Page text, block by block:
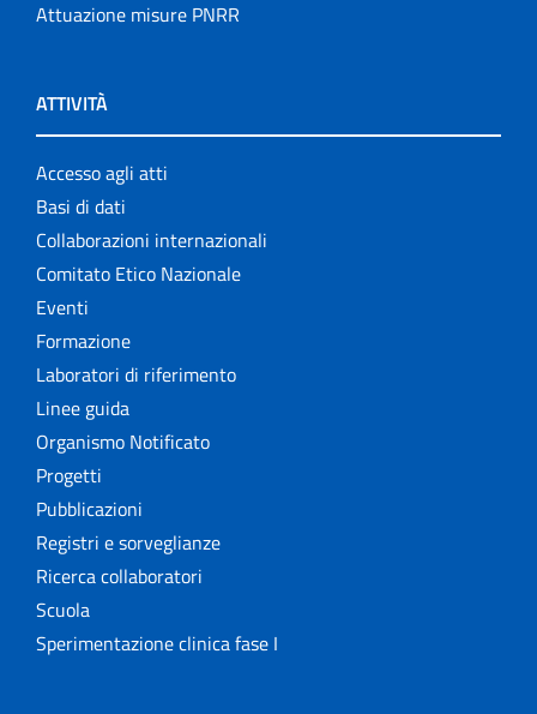
Attuazione misure PNRR
ATTIVITÀ
Accesso agli atti
Basi di dati
Collaborazioni internazionali
Comitato Etico Nazionale
Eventi
Formazione
Laboratori di riferimento
Linee guida
Organismo Notificato
Progetti
Pubblicazioni
Registri e sorveglianze
Ricerca collaboratori
Scuola
Sperimentazione clinica fase I